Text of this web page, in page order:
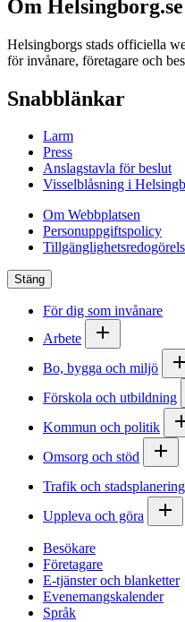
Om Helsingborg.se
Helsingborgs stads officiella
för invånare, företagare och
Snabblänkar
Larm
Press
Anslagstavla för beslut
Visselblåsning i
Om Webbplatsen
Personuppgiftspolicy
Stäng
För dig som invånare
Arbete
Bo, bygga och miljö
Förskola och utbildning
Kommun och politik
Omsorg och stöd
Trafik och stadsplanering
Uppleva och göra
Besökare
Företagare
E-tjänster och blanketter
Evenemangskalender
Språk